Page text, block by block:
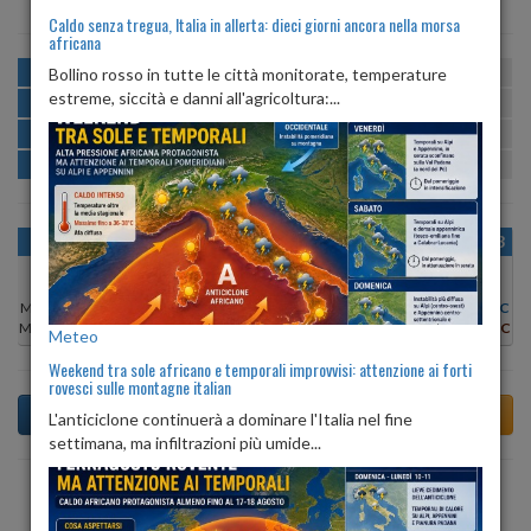
MATTINA min:25º max:26º U:65%
POMERIGGIO min:26º max:27º
SERA min: 26º max:26º U:70%-73%
NOTTE min:25º max:26º U:71%
OGGI
Min:
26°C
Max:27°C
SAB 08
Min:
25°C
Max:26°C
DOM 09
Min:25°C
Max:26°C
LUN 10
Min:25°C
Max:27°C
MAR 11
Min:
26°C
Max:27°C
MER 12
Min:26°C
Max:28°C
GIO 13
Min:
26°C
Max:28°C
Previsioni del Tempo a Apricale di dopodomani
Caldo senza tregua, Italia in allerta: dieci giorni ancora nella morsa
africana
Bollino rosso in tutte le città monitorate, temperature
estreme, siccità e danni all'agricoltura:...
Meteo
Weekend tra sole africano e temporali improvvisi: attenzione ai forti
rovesci sulle montagne italian
L'anticiclone continuerà a dominare l'Italia nel fine
settimana, ma infiltrazioni più umide...